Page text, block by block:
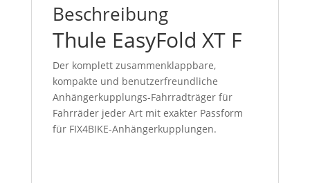
Beschreibung
Thule EasyFold XT F
Der komplett zusammenklappbare,
kompakte und benutzerfreundliche
Anhängerkupplungs-Fahrradträger für
Fahrräder jeder Art mit exakter Passform
für FIX4BIKE-Anhängerkupplungen.